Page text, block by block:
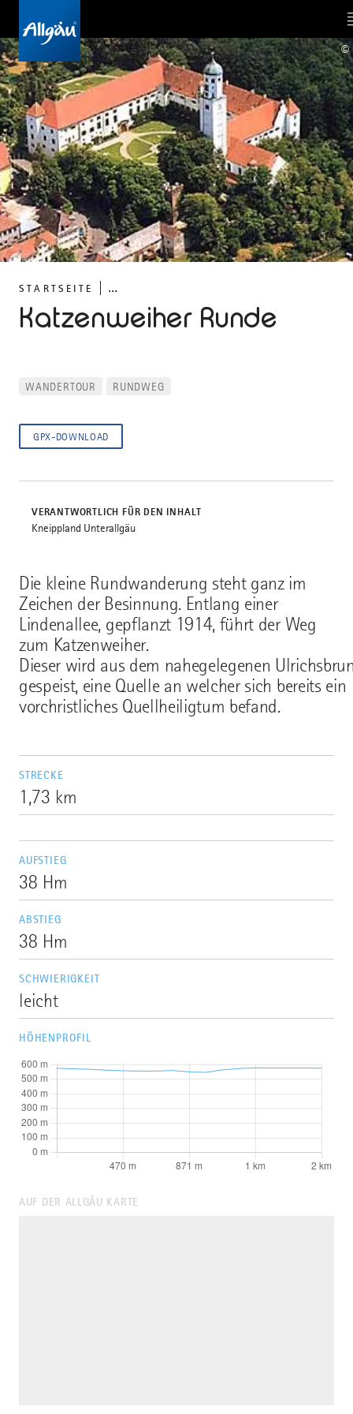
STARTSEITE ...
Katzenweiher Runde
©
Die kleine Rundwanderung steht ganz im
Zeichen der Besinnung. Entlang einer
Lindenallee, gepflanzt 1914, führt der Weg
zum Katzenweiher.
Dieser wird aus dem nahegelegenen
gespeist, eine Quelle an welcher sich bereits ein
vorchristliches Quellheiligtum befand.
STRECKE
1,73 km
AUFSTIEG
38 Hm
ABSTIEG
38 Hm
SCHWIERIGKEIT
leicht
HÖHENPROFIL
AUF DER ALLGÄU KARTE
WANDERTOUR RUNDWEG
GPX-DOWNLOAD
VERANTWORTLICH FÜR DEN INHALT
Kneippland Unterallgäu